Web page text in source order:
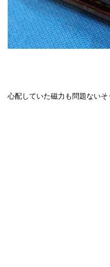
心配していた磁力も問題ないそ